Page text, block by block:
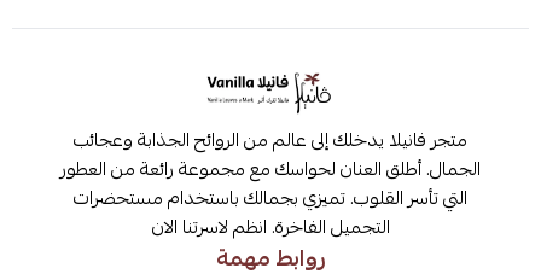
متجر فانيلا يدخلك إلى عالم من الروائح الجذابة وعجائب
الجمال. أطلق العنان لحواسك مع مجموعة رائعة من العطور
التي تأسر القلوب. تميزي بجمالك باستخدام مستحضرات
التجميل الفاخرة. انظم لاسرتنا الان
روابط مهمة